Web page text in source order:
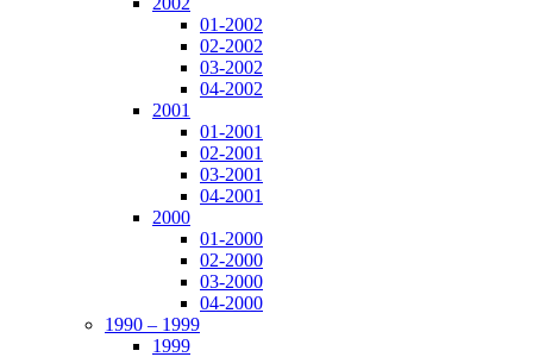
01-2002
02-2002
03-2002
04-2002
2001
01-2001
02-2001
03-2001
04-2001
2000
01-2000
02-2000
03-2000
04-2000
1990 – 1999
1999